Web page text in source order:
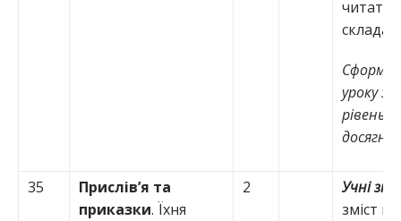
читати
уроку з
рівень
35
Прислів’я та
приказки. Їхня
2
Учні
зміст